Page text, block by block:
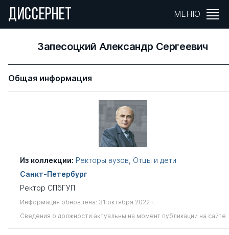
ДИССЕРНЕТ МЕНЮ
Запесоцкий Александр Сергеевич
Общая информация
Из коллекции: Ректоры вузов Отцы и дети
Санкт-Петербург
Ректор СПбГУП
Информация обновлена: 31 октября 2022 г.
Сведения о должности актуальны на момент публикации на сайте